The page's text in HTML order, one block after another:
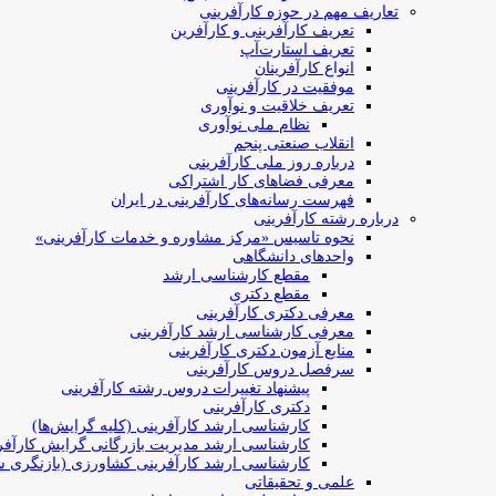
تعاریف مهم در حوزه کارآفرینی
تعریف کارآفرینی و کارآفرین
تعریف استارت‌آپ
انواع کارآفرینان
موفقیت در کارآفرینی
تعریف خلاقیت و نوآوری
نظام ملی نوآوری
انقلاب صنعتی پنجم
درباره روز ملی کارآفرینی
معرفی فضاهای کار اشتراکی
فهرست رسانه‌های کارآفرینی در ایران
درباره رشته کارآفرینی
نحوه تاسیس «مرکز مشاوره و خدمات کارآفرینی»
واحدهای دانشگاهی
مقطع کارشناسی ارشد
مقطع دکتری
معرفی دکتری کارآفرینی
معرفی کارشناسی ارشد کارآفرینی
منابع آزمون دکتری کارآفرینی
سرفصل دروس کارآفرینی
پیشنهاد تغییرات دروس رشته کارآفرینی
دکتری کارآفرینی
کارشناسی ارشد کارآفرینی (کلیه گرایش‌ها)
کارشناسی ارشد مدیریت بازرگانی گرایش
کارشناسی ارشد کارآفرینی کشاورزی (بازنگری
علمی و تحقیقاتی